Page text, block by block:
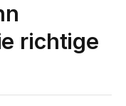
richtige